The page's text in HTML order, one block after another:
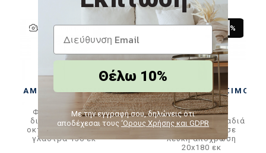
ΆΜΕΣΑ ΔΙΑΘΈΣΙΜΟ
-20 %
Δείτε παρόμοια
Φυτό μονστέρα
διακοσμητική με
οκτώ φύλλα σε pp
γλάστρα 130 εκ
ΆΜΕΣΑ ΔΙΑΘΈΣΙΜΟ
-20 %
Δείτε παρόμοια
Γλάστρα με
διακοσμητικά κλαδιά
pampas grass σε
λευκή απόχρωση
20x180 εκ
Θέλω 10%
Με την εγγραφή σου, δηλώνεις ότι
αποδέχεσαι τους ‘Ορους Χρήσης και GDPR